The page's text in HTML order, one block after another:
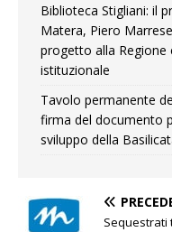
Biblioteca Stigliani: il
Matera, Piero
progetto alla
istituzionale
Tavolo permanente
firma del documento
sviluppo della
Sequestrati